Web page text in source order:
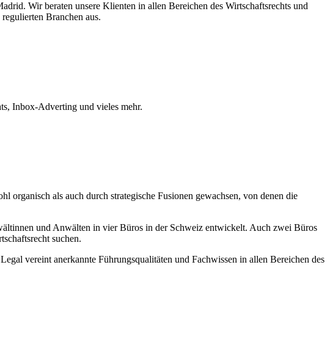
Wir beraten unsere Klienten in allen Bereichen des Wirtschaftsrechts und
Branchen aus.
Inbox-Adverting und vieles mehr.
als auch durch strategische Fusionen gewachsen, von denen die
und Anwälten in vier Büros in der Schweiz entwickelt. Auch zwei Büros
suchen.
vereint anerkannte Führungsqualitäten und Fachwissen in allen Bereichen des